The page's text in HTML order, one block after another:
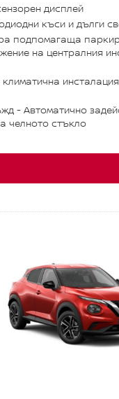
дисплей
къси и дълги
подпомагаща
на централния
- Автоматично
челното стъкло